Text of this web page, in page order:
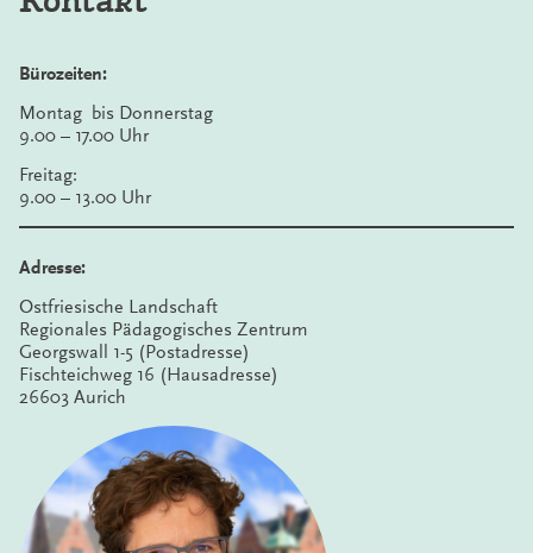
Bürozeiten:
Montag bis Donnerstag
9.00 – 17.00 Uhr
Freitag:
9.00 – 13.00 Uhr
Adresse:
Ostfriesische Landschaft
Regionales Pädagogisches Zentrum
Georgswall 1-5 (Postadresse)
Fischteichweg 16 (Hausadresse)
26603 Aurich